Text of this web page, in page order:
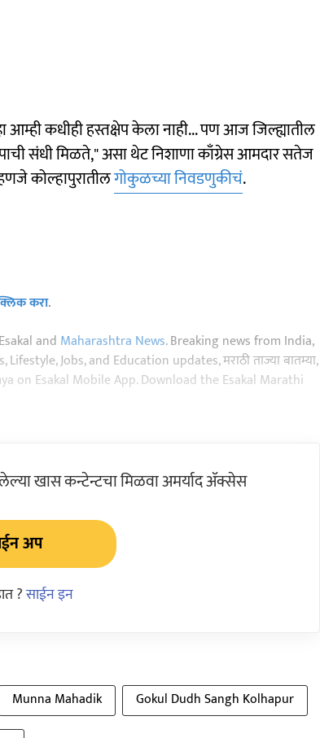
आम्ही कधीही हस्तक्षेप केला नाही... पण आज जिल्ह्यातील
संधी मिळते," असा थेट निशाणा काँग्रेस आमदार सतेज
कोल्हापुरातीलगोकुळच्या निवडणुकीचं.
करा.
and Maharashtra News. Breaking news from India,
Jobs, and Education updates, मराठी ताज्या बातम्या,
on Esakal Mobile App. Download the Esakal Marathi
खास कन्टेन्टचा मिळवा अमर्याद ॲक्सेस
अप
?साईन इन
Munna Mahadik
Gokul Dudh Sangh Kolhapur